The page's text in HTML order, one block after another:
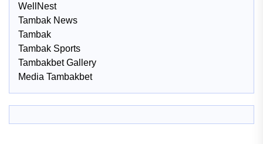
WellNest
Tambak News
Tambak
Tambak Sports
Tambakbet Gallery
Media Tambakbet